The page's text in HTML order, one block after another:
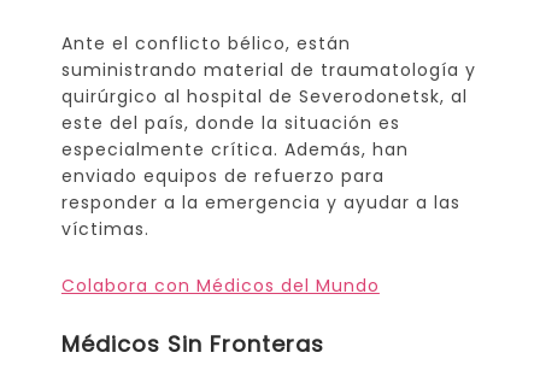
Ante el conflicto bélico, están
suministrando material de traumatología y
quirúrgico al hospital de Severodonetsk, al
este del país, donde la situación es
especialmente crítica. Además, han
enviado equipos de refuerzo para
responder a la emergencia y ayudar a las
víctimas.
Colabora con Médicos del Mundo
Médicos Sin Fronteras